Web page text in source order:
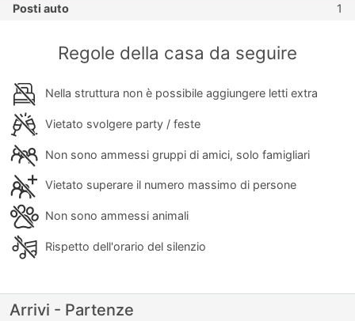
Posti auto
1
Regole della casa da seguire
Nella struttura non è possibile aggiungere letti extra
Vietato svolgere party / feste
Non sono ammessi gruppi di amici, solo famigliari
Vietato superare il numero massimo di persone
Non sono ammessi animali
Rispetto dell'orario del silenzio
Arrivi - Partenze